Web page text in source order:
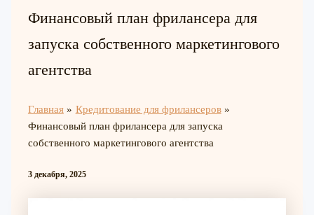
Финансовый план фрилансера для
запуска собственного маркетингового
агентства
Главная
Кредитование для фрилансеров
Финансовый план фрилансера для запуска
собственного маркетингового агентства
3 декабря, 2025